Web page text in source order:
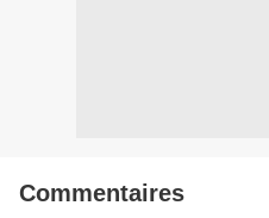
Commentaires